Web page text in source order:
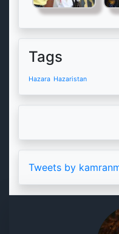
Tags
Hazara Hazaristan
Tweets by